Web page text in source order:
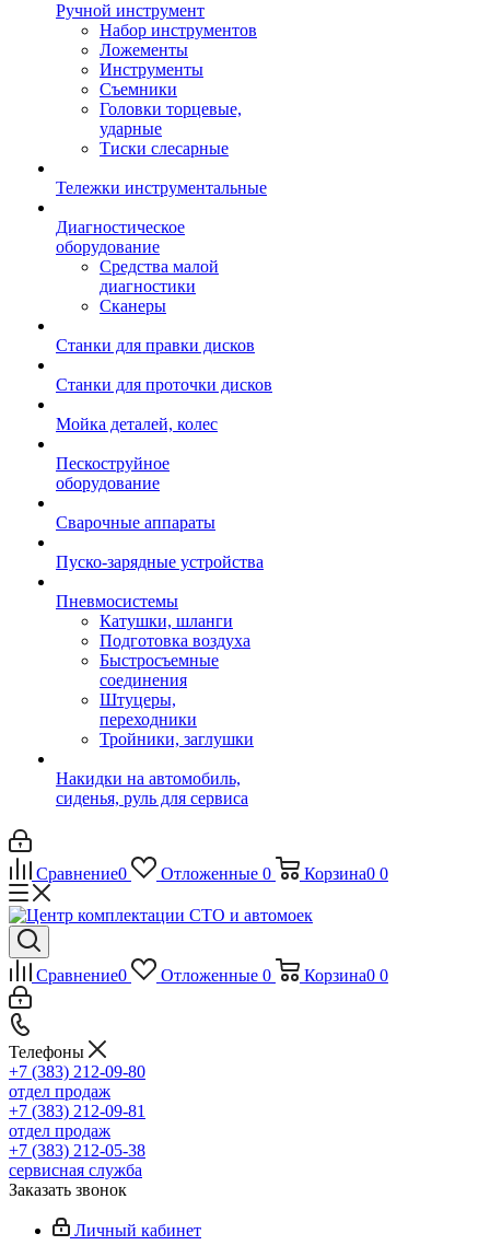
Ручной инструмент
Набор инструментов
Ложементы
Инструменты
Съемники
Головки торцевые,
ударные
Тиски слесарные
Тележки инструментальные
Диагностическое
оборудование
Средства малой
диагностики
Сканеры
Станки для правки дисков
Станки для проточки дисков
Мойка деталей, колес
Пескоструйное
оборудование
Сварочные аппараты
Пуско-зарядные устройства
Пневмосистемы
Катушки, шланги
Подготовка воздуха
Быстросъемные
соединения
Штуцеры,
переходники
Тройники, заглушки
Накидки на автомобиль,
сиденья, руль для сервиса
Сравнение0 Отложенные 0 Корзина0 0
Сравнение0 Отложенные 0 Корзина0 0
Телефоны
+7 (383) 212-09-80
отдел продаж
+7 (383) 212-09-81
отдел продаж
+7 (383) 212-05-38
сервисная служба
Заказать звонок
Личный кабинет